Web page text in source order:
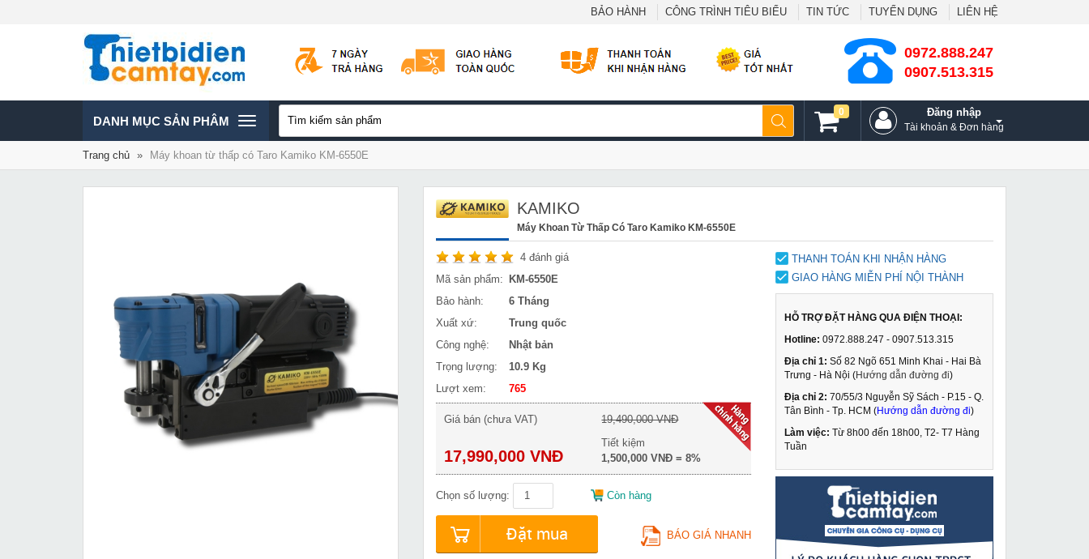
BẢO HÀNH CÔNG TRÌNH TIÊU BIỂU TIN TỨC TUYỂN DỤNG LIÊN HỆ
0972.888.247
0907.513.315
Đăng nhập
Tài khoản & Đơn hàng
0
TOGGLE
NAVIGATION
DANH MỤC SẢN PHÂM
Trang chủ » Máy khoan từ thấp có Taro Kamiko KM-6550E
KAMIKO
Máy Khoan Từ Thấp Có Taro Kamiko KM-6550E
4 đánh giá
Mã sản phẩm:
KM-6550E
Bảo hành:
6 Tháng
Xuất xứ:
Trung quốc
Công nghệ:
Nhật bản
Trọng lượng:
10.9 Kg
Lượt xem:
765
Giá bán (chưa VAT)
17,990,000 VNĐ
19,490,000 VNĐ
Tiết kiệm
1,500,000 VNĐ = 8%
Chọn số lượng: Còn hàng
Đặt mua BÁO GIÁ NHANH
THANH TOÁN KHI NHẬN HÀNG
GIAO HÀNG MIỄN PHÍ NỘI THÀNH
HỖ TRỢ ĐẶT HÀNG QUA ĐIỆN THOẠI:
Hotline: 0972.888.247 - 0907.513.315
Địa chỉ 1: Số 82 Ngõ 651 Minh Khai - Hai Bà
Trưng - Hà Nội (Hướng dẫn đường đi)
Địa chỉ 2: 70/55/3 Nguyễn Sỹ Sách - P.15 - Q.
Tân Bình - Tp. HCM (Hướng dẫn đường đi)
Làm việc: Từ 8h00 đến 18h00, T2- T7 Hàng
Tuần
MUA NGAY
Máy đo khoảng cách
40m Quaiyou QY 1040
649,000 VNĐ
Fumak SabCUT 160
36,840,000 VNĐ
37,500,000 VNĐ